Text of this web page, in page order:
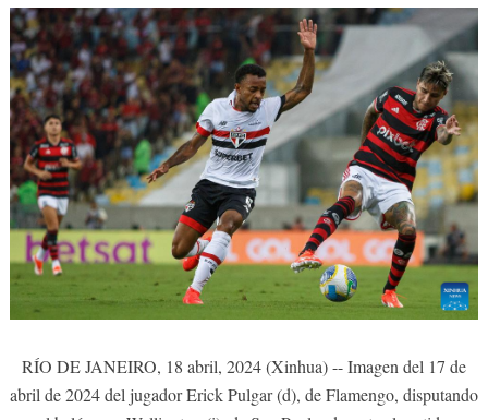
RÍO DE JANEIRO, 18 abril, 2024 (Xinhua) -- Imagen del 17 de
abril de 2024 del jugador Erick Pulgar (d), de Flamengo, disputando